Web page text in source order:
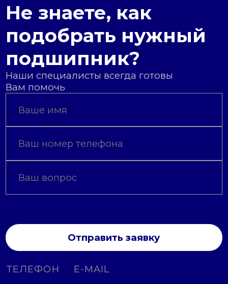
Не знаете, как
подобрать нужный
подшипник?
Наши специалисты всегда готовы
Вам помочь
Отправить заявку
ТЕЛЕФОН E-MAIL